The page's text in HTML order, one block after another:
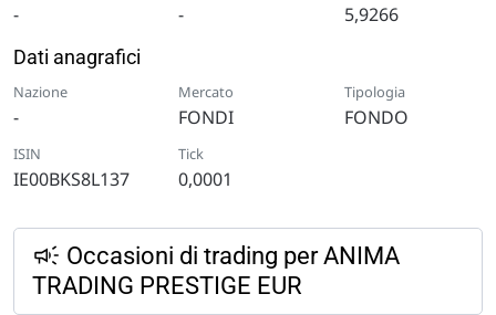
- - 5,9266
Dati anagrafici
Nazione
-
Mercato
FONDI
Tipologia
FONDO
ISIN
IE00BKS8L137
Tick
0,0001
Occasioni di trading per ANIMA
TRADING PRESTIGE EUR